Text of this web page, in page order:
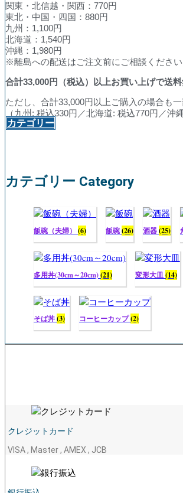
関東・北信越・関西：770円
東北・中国・四国：880円
九州：1,100円
北海道：1,540円
沖縄：1,980円
※離島への配送はご注文前にご相談ください
合計33,000円（税込）以上お買い上げで送
ただし、合計33,000円以上ご購入の場合も
（九州: 税込330円／北海道: 税込770円／沖
カテゴリー
カテゴリー Category
飯碗（夫婦） (6) 飯碗(26) 酒器(25)
多用丼(30cm～20cm)(21) 変形大皿(14)
そば丼(3) コーヒーカップ(2)
クレジットカード
VISA , Master , AMEX , JCB